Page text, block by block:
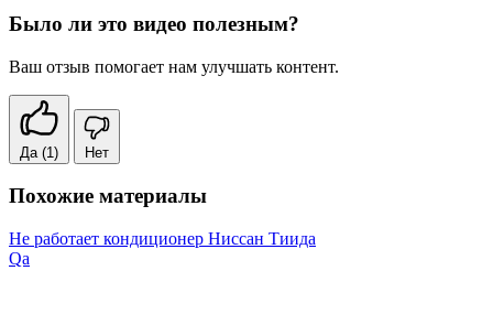
Было ли это видео полезным?
Ваш отзыв помогает нам улучшать контент.
Да (1) Нет
Похожие материалы
Не работает кондиционер Ниссан Тиида
Qa